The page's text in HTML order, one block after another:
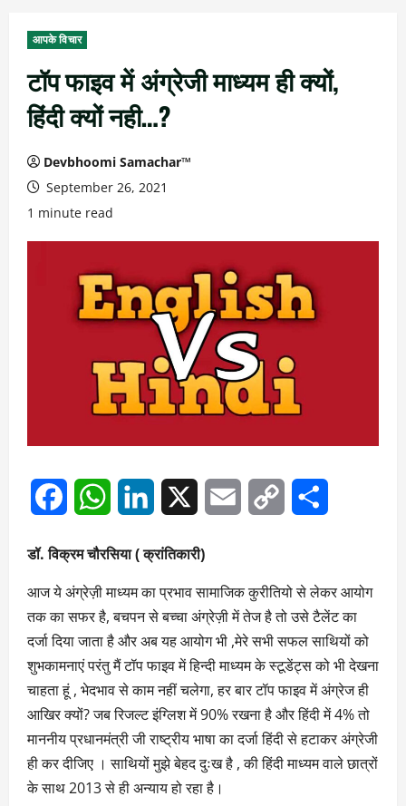
आपके विचार
टॉप फाइव में अंग्रेजी माध्यम ही क्यों,
हिंदी क्यों नही…?
Devbhoomi Samachar™
September 26, 2021
1 minute read
FacebookWhatsAppLinkedIn Email
Copy
डॉ. विक्रम चौरसिया ( क्रांतिकारी)
आज ये अंग्रेज़ी माध्यम का प्रभाव सामाजिक कुरीतियो से लेकर आयोग
तक का सफर है, बचपन से बच्चा अंग्रेज़ी में तेज है तो उसे टैलेंट का
दर्जा दिया जाता है और अब यह आयोग भी ,मेरे सभी सफल साथियों को
शुभकामनाएं परंतु मैं टॉप फाइव में हिन्दी माध्यम के स्टूडेंट्स को भी देखना
चाहता हूं , भेदभाव से काम नहीं चलेगा, हर बार टॉप फाइव में अंग्रेज ही
आखिर क्यों? जब रिजल्ट इंग्लिश में 90% रखना है और हिंदी में 4% तो
माननीय प्रधानमंत्री जी राष्ट्रीय भाषा का दर्जा हिंदी से हटाकर अंग्रेजी
ही कर दीजिए । साथियों मुझे बेहद दुःख है , की हिंदी माध्यम वाले छात्रों
के साथ 2013 से ही अन्याय हो रहा है।